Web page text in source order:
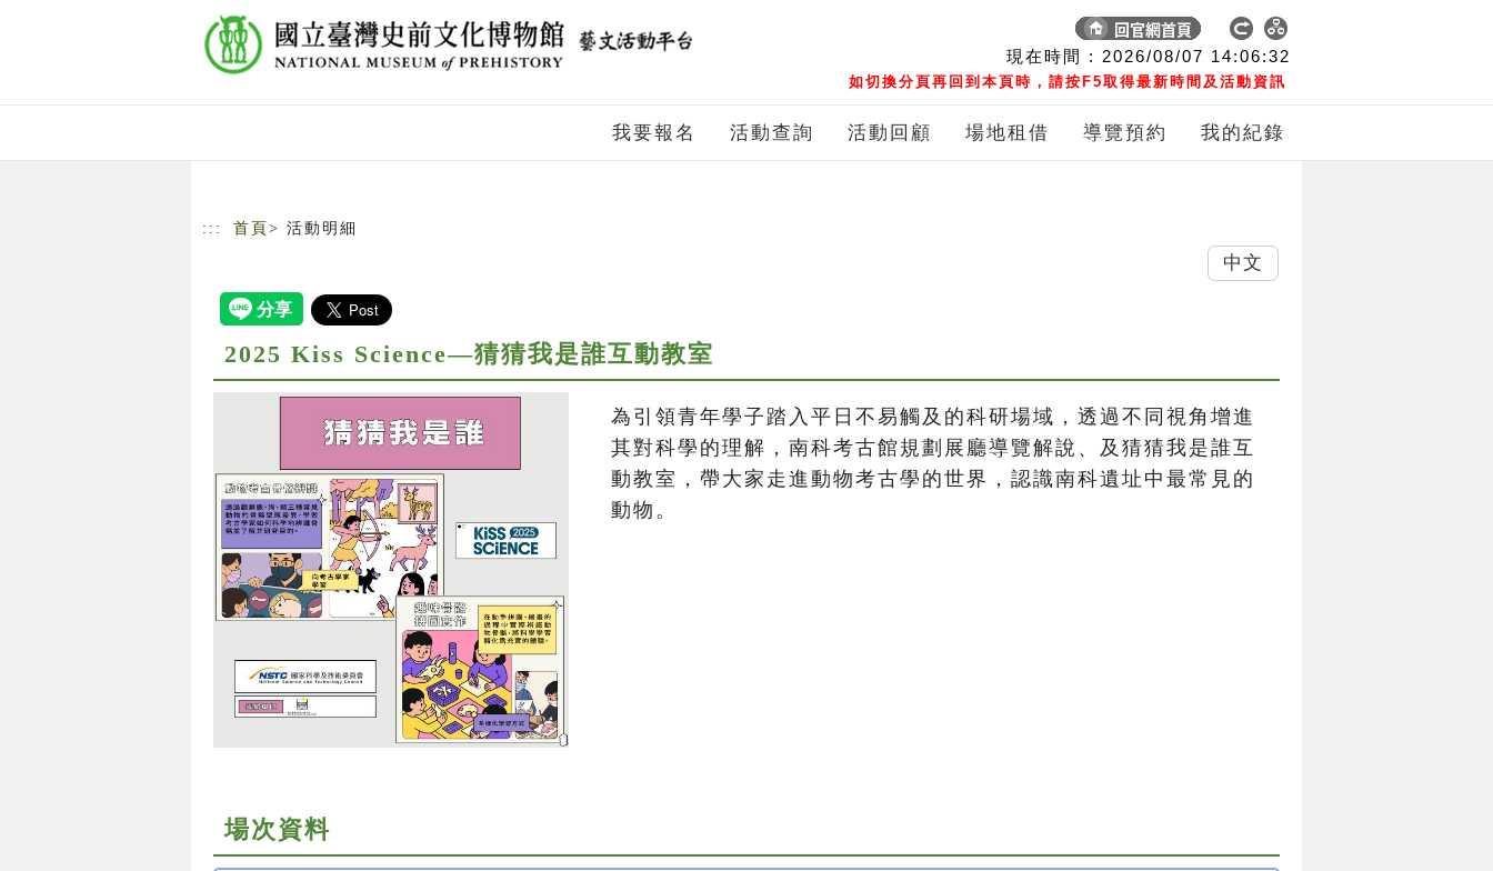
現在時間 : 2026/08/07 14:06:32
如切換分頁再回到本頁時，請按F5取得最新時間及活動資訊
我要報名 活動查詢 活動回顧 場地租借 導覽預約 我的紀錄
::: 首頁 > 活動明細
2025 Kiss Science—猜猜我是誰互動教室
為引領青年學子踏入平日不易觸及的科研場域，透過不同視角增進
其對科學的理解，南科考古館規劃展廳導覽解說、及猜猜我是誰互
動教室，帶大家走進動物考古學的世界，認識南科遺址中最常見的
動物。
場次資料